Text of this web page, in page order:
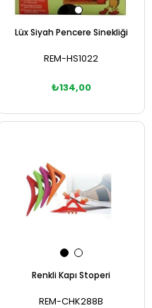
Lüx Siyah Pencere Sinekliği
REM-HS1022
₺134,00
Renkli Kapı Stoperi
REM-CHK288B